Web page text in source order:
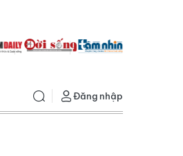
Đăng nhập